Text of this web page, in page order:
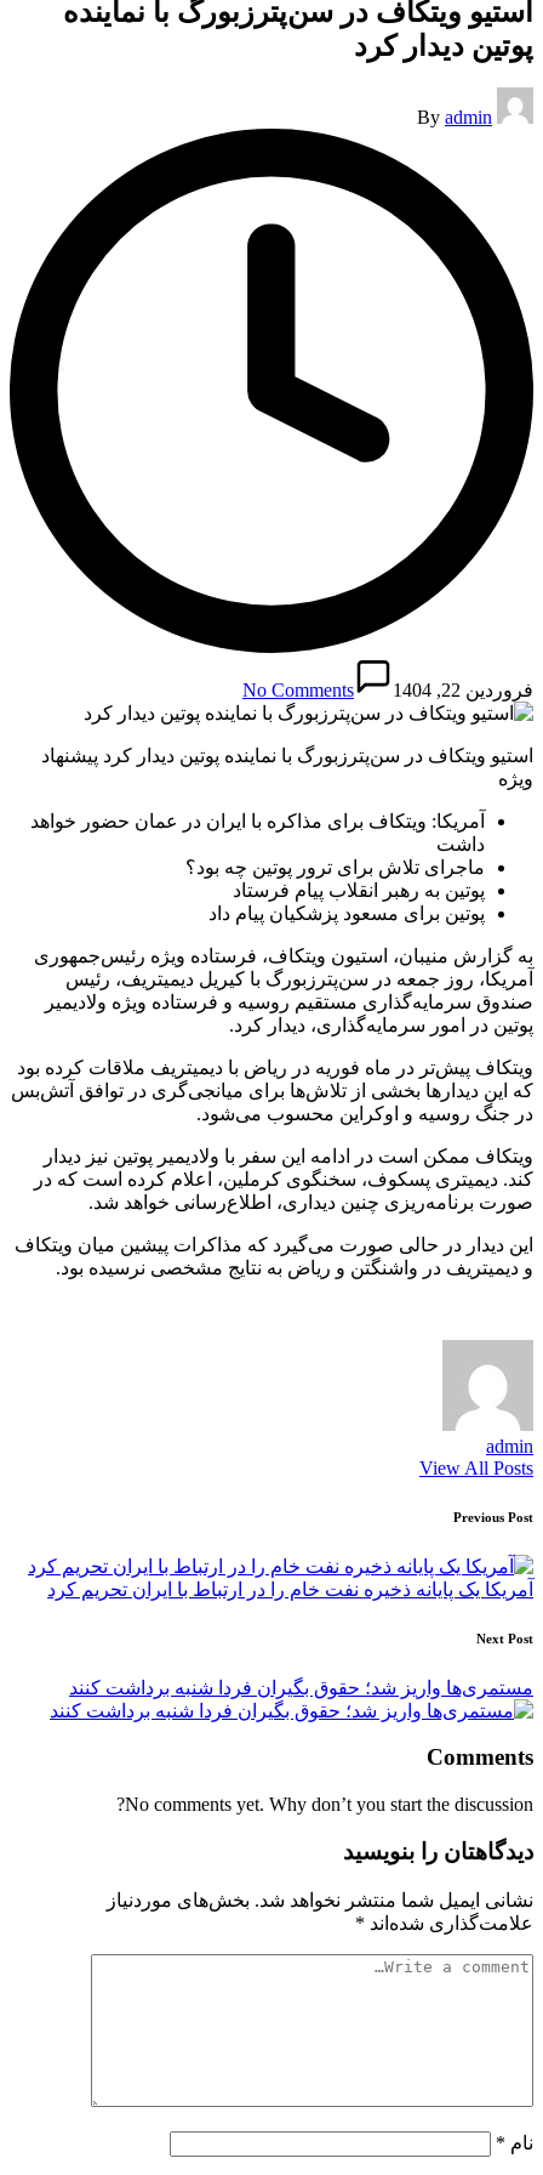
استیو ویتکاف در سن‌پترزبورگ با نماینده
پوتین دیدار کرد
Posted
by
By admin
فروردین 22, 1404 No Comments
استیو ویتکاف در سن‌پترزبورگ با نماینده پوتین دیدار کرد پیشنهاد
ویژه
آمریکا: ویتکاف برای مذاکره با ایران در عمان حضور خواهد
داشت
ماجرای تلاش برای ترور پوتین چه بود؟
پوتین به رهبر انقلاب پیام فرستاد
پوتین برای مسعود پزشکیان پیام داد
به گزارش منیبان، استیون ویتکاف، فرستاده ویژه رئیس‌جمهوری
آمریکا، روز جمعه در سن‌پترزبورگ با کیریل دیمیتریف، رئیس
صندوق سرمایه‌گذاری مستقیم روسیه و فرستاده ویژه ولادیمیر
پوتین در امور سرمایه‌گذاری، دیدار کرد.
ویتکاف پیش‌تر در ماه فوریه در ریاض با دیمیتریف ملاقات کرده بود
که این دیدارها بخشی از تلاش‌ها برای میانجی‌گری در توافق آتش‌بس
در جنگ روسیه و اوکراین محسوب می‌شود.
ویتکاف ممکن است در ادامه این سفر با ولادیمیر پوتین نیز دیدار
کند. دیمیتری پسکوف، سخنگوی کرملین، اعلام کرده است که در
صورت برنامه‌ریزی چنین دیداری، اطلاع‌رسانی خواهد شد.
این دیدار در حالی صورت می‌گیرد که مذاکرات پیشین میان ویتکاف
و دیمیتریف در واشنگتن و ریاض به نتایج مشخصی نرسیده بود.
admin
View All Posts
Post
navigation
Previous Post
آمریکا یک پایانه ذخیره نفت خام را در ارتباط با ایران تحریم کرد
Next Post
مستمری‌ها واریز شد؛ حقوق بگیران فردا شنبه برداشت کنند
Comments
No comments yet. Why don’t you start the discussion?
دیدگاهتان را بنویسید
نشانی ایمیل شما منتشر نخواهد شد. بخش‌های موردنیاز
علامت‌گذاری شده‌اند *
نام *